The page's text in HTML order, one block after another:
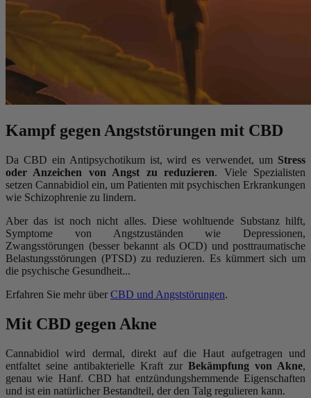
Kampf gegen Angststörungen mit CBD
Da CBD ein Antipsychotikum ist, wird es verwendet, um Stress
oder Anzeichen von Angst zu reduzieren. Viele Spezialisten
setzen Cannabidiol ein, um Patienten mit psychischen Erkrankungen
wie Schizophrenie zu lindern.
Aber das ist noch nicht alles. Diese wohltuende Substanz hilft,
Symptome von Angstzuständen wie Depressionen,
Zwangsstörungen (besser bekannt als OCD) und posttraumatische
Belastungsstörungen (PTSD) zu reduzieren. Es kümmert sich um
die psychische Gesundheit...
Erfahren Sie mehr über CBD und Angststörungen.
Mit CBD gegen Akne
Cannabidiol wird dermal, direkt auf die Haut aufgetragen und
entfaltet seine antibakterielle Kraft zur Bekämpfung von Akne,
genau wie Hanf. CBD hat entzündungshemmende Eigenschaften
und ist ein natürlicher Bestandteil, der den Talg regulieren kann.